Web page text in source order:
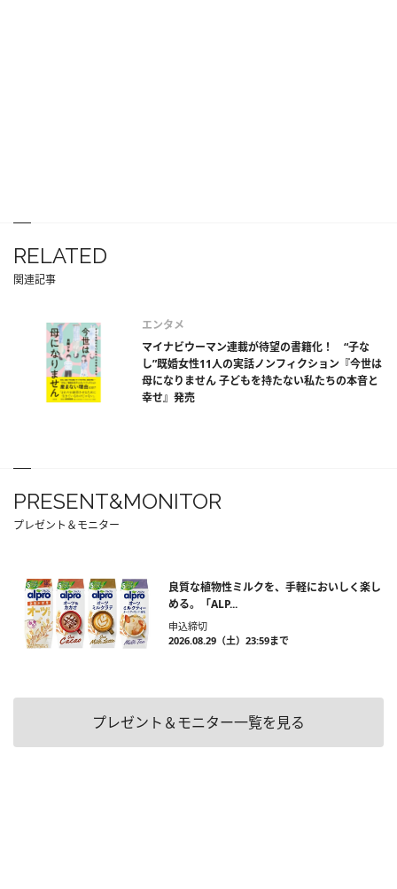
RELATED
関連記事
エンタメ
マイナビウーマン連載が待望の書籍化！ “子な
し”既婚女性11人の実話ノンフィクション『今世は
母になりません 子どもを持たない私たちの本音と
幸せ』発売
PRESENT&MONITOR
プレゼント＆モニター
良質な植物性ミルクを、手軽においしく楽し
める。「ALP...
申込締切
2026.08.29（土）23:59まで
プレゼント＆モニター一覧を見る